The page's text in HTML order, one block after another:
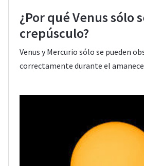
¿Por qué Venus sólo
crepúsculo?
Venus y Mercurio sólo se pueden
correctamente durante el